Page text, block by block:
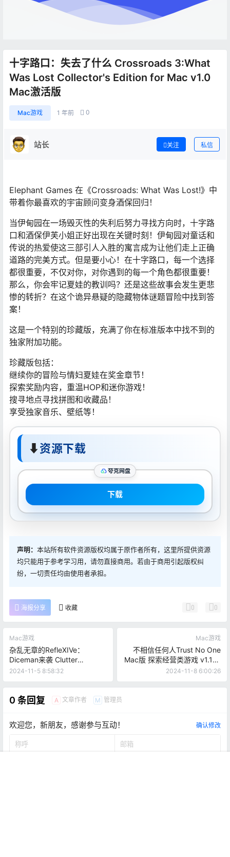
十字路口：失去了什么 Crossroads 3:What
Was Lost Collector's Edition for Mac v1.0
Mac激活版
Mac游戏 1 年前 0
站长 关注 私信
Elephant Games 在《Crossroads: What Was Lost!》中
带着你最喜欢的宇宙顾问变身酒保回归！
当伊甸园在一场毁灭性的失利后努力寻找方向时，十字路
口和酒保伊芙小姐正好出现在关键时刻！伊甸园对童话和
传说的热爱使这三部引人入胜的寓言成为让他们走上正确
道路的完美方式。但是要小心！在十字路口，每一个选择
都很重要，不仅对你，对你遇到的每一个角色都很重要！
那么，你会牢记夏娃的教训吗？还是这些故事会发生更悲
惨的转折？在这个诡异悬疑的隐藏物体谜题冒险中找到答
案！
这是一个特别的珍藏版，充满了你在标准版本中找不到的
独家附加功能。
珍藏版包括：
继续你的冒险与情妇夏娃在奖金章节！
探索奖励内容，重温HOP和迷你游戏！
搜寻地点寻找拼图和收藏品！
享受独家音乐、壁纸等！
⬇资源下载
夸克网盘
下载
声明： 本站所有软件资源版权均属于原作者所有，这里所提供资源
均只能用于参考学习用，请勿直接商用。若由于商用引起版权纠
纷，一切责任均由使用者承担。
海报分享 收藏 0 0
Mac游戏
杂乱无章的RefleXIVe：
Diceman来袭 Clutter
RefleXIVe 14: The Diceman
for Mac v1.0 Mac激活版 休闲
益智类解谜游戏
2024-11-5 8:58:32
Mac游戏
不相信任何人Trust No One
Mac版 探索经营类游戏 v1.1fix
英文直装版
2024-11-8 6:00:26
0 条回复 A 文章作者 M 管理员
欢迎您，新朋友，感谢参与互动！ 确认修改